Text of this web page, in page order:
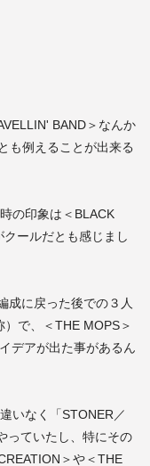
BAND＞なんか
も例えることが出来る
の印象は＜ BLACK
ールだとも感じまし
成に戻った後での３人
）で、＜THE MOPS＞
デアが出た事があるん
いなく「STONER／
っていたし、特にその
＞や＜THE